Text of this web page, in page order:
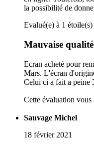
la possibilité de
Evalué(e) à 1 étoile(s)
Mauvaise qualité
Ecran acheté pour
Mars. L'écran
Celui ci a fait a peine
Cette évaluation vous
Sauvage Michel
18 février 2021